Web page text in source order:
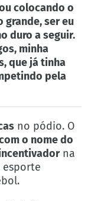
colocando o
grande, ser eu
duro a seguir.
minha
, que já tinha
pela
no pódio. O
o nome do
na
esporte